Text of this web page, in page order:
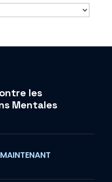
les
Mentales